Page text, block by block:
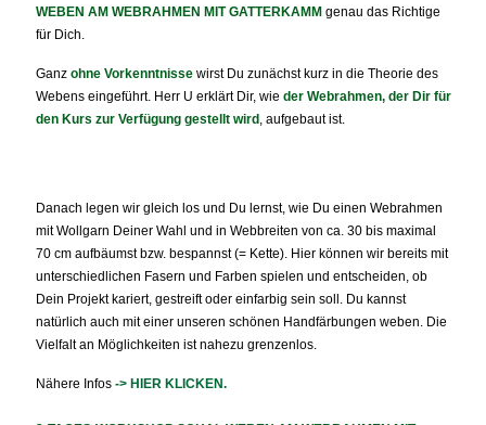
WEBEN AM WEBRAHMEN MIT GATTERKAMM genau das Richtige
für Dich.
Ganz ohne Vorkenntnissewirst Du zunächst kurz in die Theorie des
Webens eingeführt. Herr U erklärt Dir, wie der Webrahmen, der Dir für
den Kurs zur Verfügung gestellt wird , aufgebaut ist.
Danach legen wir gleich los und Du lernst, wie Du einen Webrahmen
mit Wollgarn Deiner Wahl und in Webbreiten von ca. 30 bis maximal
70 cm aufbäumst bzw. bespannst (= Kette). Hier können wir bereits mit
unterschiedlichen Fasern und Farben spielen und entscheiden, ob
Dein Projekt kariert, gestreift oder einfarbig sein soll. Du kannst
natürlich auch mit einer unseren schönen Handfärbungen weben. Die
Vielfalt an Möglichkeiten ist nahezu grenzenlos.
Nähere Infos -> HIER KLICKEN.